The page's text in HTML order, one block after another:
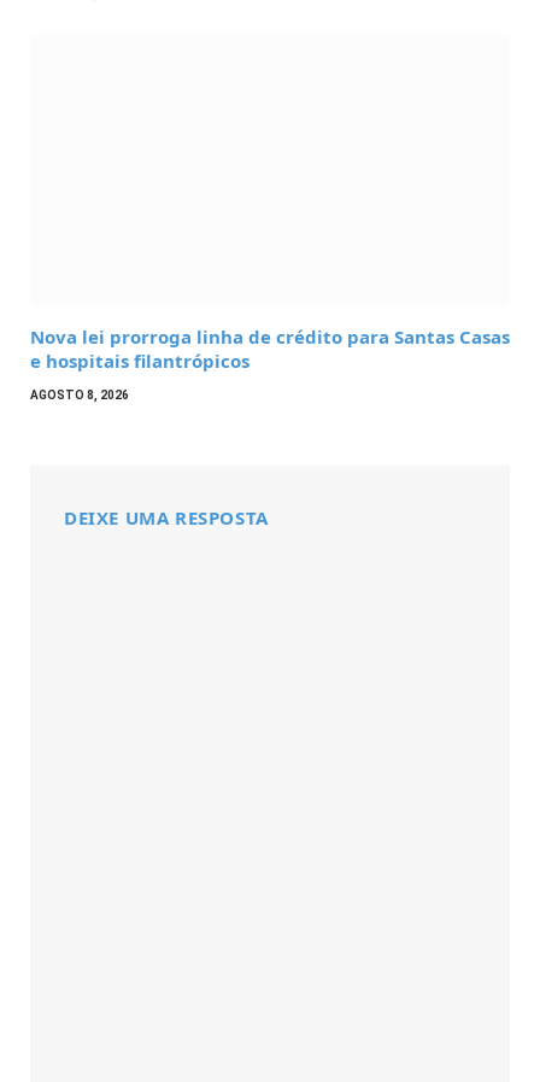
Nova lei prorroga linha de crédito para Santas Casas
e hospitais filantrópicos
AGOSTO 8, 2026
DEIXE UMA RESPOSTA